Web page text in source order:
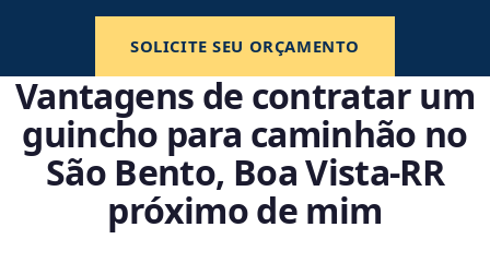
SOLICITE SEU ORÇAMENTO
Vantagens de contratar um
guincho para caminhão no
São Bento, Boa Vista‑RR
próximo de mim